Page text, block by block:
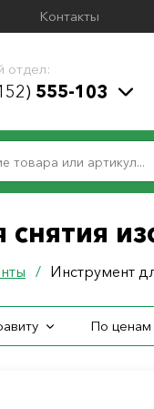
Контакты
отдел:
555-103
/ Инструмент
По ценам